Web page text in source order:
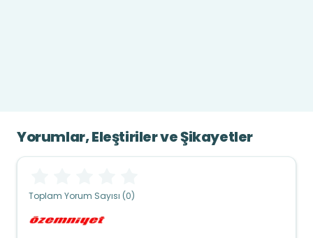
Yorumlar, Eleştiriler ve Şikayetler
Toplam Yorum Sayısı (0)